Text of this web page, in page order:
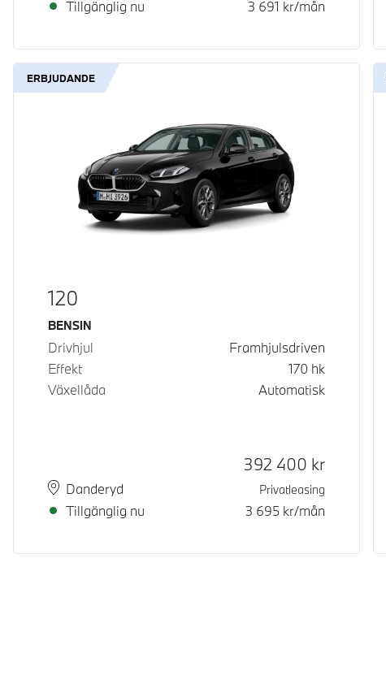
Tillgänglig nu
3 691 kr/mån
ERBJUDANDE
120
Bränsle
BENSIN
Drivhjul
Framhjulsdriven
Effekt
170 hk
Växellåda
Automatisk
PlatsDanderyd
Leveranstid
Tillgänglig nu
Kontantpris
392 400 kr
Privatleasing
3 695 kr/mån